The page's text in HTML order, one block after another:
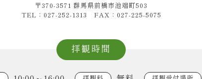
〒370-3571 群馬県前橋市池端町503
TEL：027-252-1313 FAX：027-225-5075
拝観時間